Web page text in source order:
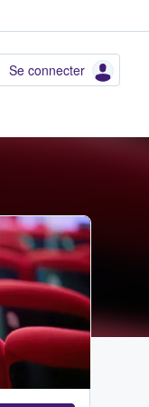
Se connecter